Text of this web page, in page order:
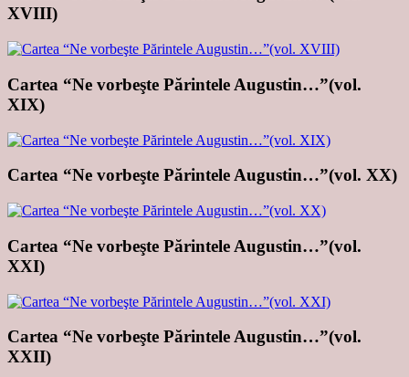
XVIII)
Cartea “Ne vorbeşte Părintele Augustin…”(vol.
XIX)
Cartea “Ne vorbeşte Părintele Augustin…”(vol. XX)
Cartea “Ne vorbeşte Părintele Augustin…”(vol.
XXI)
Cartea “Ne vorbeşte Părintele Augustin…”(vol.
XXII)